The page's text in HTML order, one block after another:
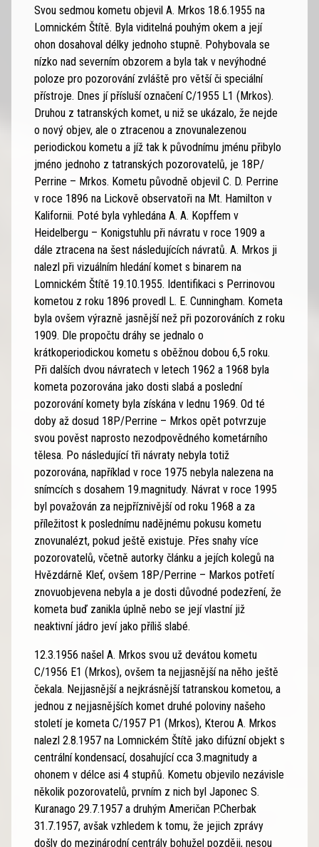
Svou sedmou kometu objevil A. Mrkos 18.6.1955 na
Lomnickém Štítě. Byla viditelná pouhým okem a její
ohon dosahoval délky jednoho stupně. Pohybovala se
nízko nad severním obzorem a byla tak v nevýhodné
poloze pro pozorování zvláště pro větší či speciální
přístroje. Dnes jí přísluší označení C/1955 L1 (Mrkos).
Druhou z tatranských komet, u niž se ukázalo, že nejde
o nový objev, ale o ztracenou a znovunalezenou
periodickou kometu a jíž tak k původnímu jménu přibylo
jméno jednoho z tatranských pozorovatelů, je 18P/
Perrine – Mrkos. Kometu původně objevil C. D. Perrine
v roce 1896 na Lickově observatoři na Mt. Hamilton v
Kalifornii. Poté byla vyhledána A. A. Kopffem v
Heidelbergu – Konigstuhlu při návratu v roce 1909 a
dále ztracena na šest následujících návratů. A. Mrkos ji
nalezl při vizuálním hledání komet s binarem na
Lomnickém Štítě 19.10.1955. Identifikaci s Perrinovou
kometou z roku 1896 provedl L. E. Cunningham. Kometa
byla ovšem výrazně jasnější než při pozorováních z roku
1909. Dle propočtu dráhy se jednalo o
krátkoperiodickou kometu s oběžnou dobou 6,5 roku.
Při dalších dvou návratech v letech 1962 a 1968 byla
kometa pozorována jako dosti slabá a poslední
pozorování komety byla získána v lednu 1969. Od té
doby až dosud 18P/Perrine – Mrkos opět potvrzuje
svou pověst naprosto nezodpovědného kometárního
tělesa. Po následující tři návraty nebyla totiž
pozorována, například v roce 1975 nebyla nalezena na
snímcích s dosahem 19.magnitudy. Návrat v roce 1995
byl považován za nejpříznivější od roku 1968 a za
příležitost k poslednímu nadějnému pokusu kometu
znovunalézt, pokud ještě existuje. Přes snahy více
pozorovatelů, včetně autorky článku a jejích kolegů na
Hvězdárně Kleť, ovšem 18P/Perrine – Markos potřetí
znovuobjevena nebyla a je dosti důvodné podezření, že
kometa buď zanikla úplně nebo se její vlastní již
neaktivní jádro jeví jako příliš slabé.
12.3.1956 našel A. Mrkos svou už devátou kometu
C/1956 E1 (Mrkos), ovšem ta nejjasnější na něho ještě
čekala. Nejjasnější a nejkrásnější tatranskou kometou, a
jednou z nejjasnějších komet druhé poloviny našeho
století je kometa C/1957 P1 (Mrkos), Kterou A. Mrkos
nalezl 2.8.1957 na Lomnickém Štítě jako difúzní objekt s
centrální kondensací, dosahující cca 3.magnitudy a
ohonem v délce asi 4 stupňů. Kometu objevilo nezávisle
několik pozorovatelů, prvním z nich byl Japonec S.
Kuranago 29.7.1957 a druhým Američan P.Cherbak
31.7.1957, avšak vzhledem k tomu, že jejich zprávy
došly do mezinárodní centrály bohužel později, nesou